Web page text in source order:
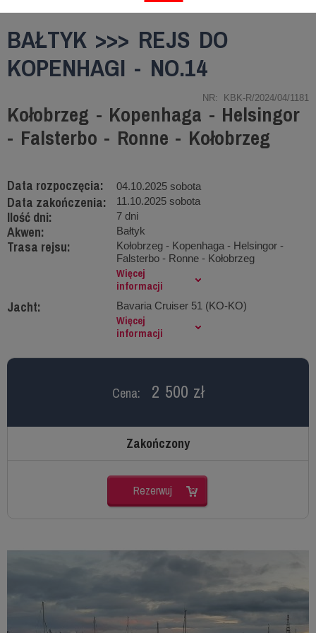
BAŁTYK >>> REJS DO
KOPENHAGI - NO.14
NR: KBK-R/2024/04/1181
Kołobrzeg - Kopenhaga - Helsingor
- Falsterbo - Ronne - Kołobrzeg
Data rozpoczęcia: 04.10.2025 sobota
Data zakończenia: 11.10.2025 sobota
Ilość dni: 7 dni
Akwen: Bałtyk
Trasa rejsu:
Kołobrzeg - Kopenhaga - Helsingor -
Falsterbo - Ronne - Kołobrzeg
Więcej
informacji
Jacht: Bavaria Cruiser 51 (KO-KO)
Więcej
informacji
Cena: 2 500 zł
Zakończony
Rezerwuj